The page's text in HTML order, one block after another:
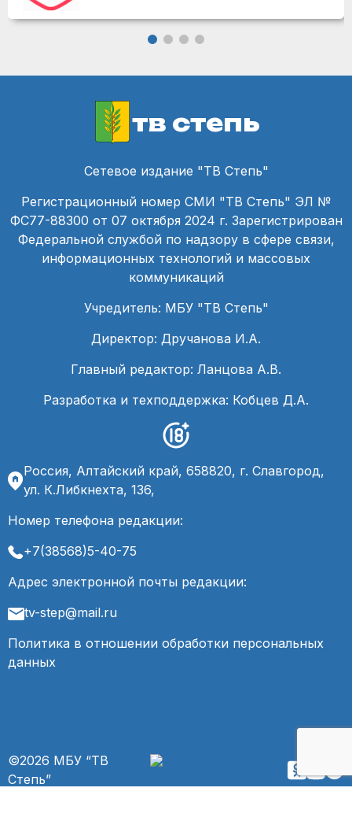
тв степь
Сетевое издание "ТВ Степь"
Регистрационный номер СМИ "ТВ Степь" ЭЛ №
ФС77-88300 от 07 октября 2024 г. Зарегистрирован
Федеральной службой по надзору в сфере связи,
информационных технологий и массовых
коммуникаций
Учредитель: МБУ "ТВ Степь"
Директор: Дручанова И.А.
Главный редактор: Ланцова А.В.
Разработка и техподдержка: Кобцев Д.А.
Россия, Алтайский край, 658820, г. Славгород,
ул. К.Либкнехта, 136,
Номер телефона редакции:
+7(38568)5-40-75
Адрес электронной почты редакции:
tv-step@mail.ru
Политика в отношении обработки персональных
данных
©2026 МБУ “ТВ
Степь”